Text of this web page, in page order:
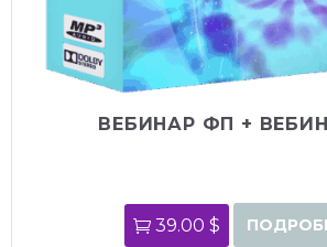
ВЕБИНАР ФП +
39.00 $